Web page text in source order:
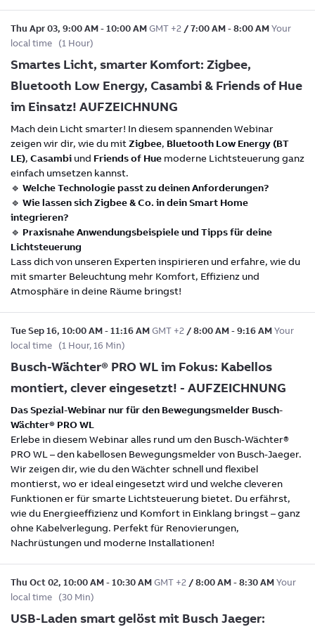
Thu Apr 03, 9:00 AM-10:00 AMGMT +2 /7:00 AM-8:00 AMYour
local time
(1 Hour)
Smartes Licht, smarter Komfort: Zigbee,
Bluetooth Low Energy, Casambi & Friends of Hue
im Einsatz! AUFZEICHNUNG
Mach dein Licht smarter! In diesem spannenden Webinar
zeigen wir dir, wie du mitZigbee, Bluetooth Low Energy (BT
LE), Casambi und Friends of Hue moderne Lichtsteuerung ganz
einfach umsetzen kannst.
🔹 Welche Technologie passt zu deinen Anforderungen?
🔹 Wie lassen sich Zigbee & Co. in dein Smart Home
integrieren?
🔹 Praxisnahe Anwendungsbeispiele und Tipps für deine
Lichtsteuerung
Lass dich von unseren Experten inspirieren und erfahre, wie du
mit smarter Beleuchtung mehr Komfort, Effizienz und
Atmosphäre in deine Räume bringst!
Tue Sep 16, 10:00 AM-11:16 AMGMT +2 /8:00 AM-9:16 AMYour
local time
(1 Hour, 16 Min)
Busch-Wächter® PRO WL im Fokus: Kabellos
montiert, clever eingesetzt! - AUFZEICHNUNG
Das Spezial-Webinar nur für den Bewegungsmelder Busch-
Wächter® PRO WL
Erlebe in diesem Webinar alles rund um den Busch-Wächter®
PRO WL – den kabellosen Bewegungsmelder von Busch-Jaeger.
Wir zeigen dir, wie du den Wächter schnell und flexibel
montierst, wo er ideal eingesetzt wird und welche cleveren
Funktionen er für smarte Lichtsteuerung bietet. Du erfährst,
wie du Energieeffizienz und Komfort in Einklang bringst – ganz
ohne Kabelverlegung. Perfekt für Renovierungen,
Nachrüstungen und moderne Installationen!
Thu Oct 02, 10:00 AM-10:30 AMGMT +2 /8:00 AM-8:30 AMYour
local time
(30 Min)
USB-Laden smart gelöst mit Busch Jaeger: